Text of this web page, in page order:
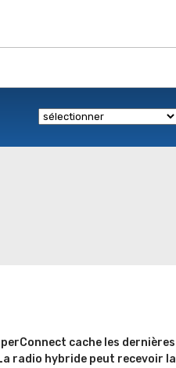
cache les dernières
radio hybride peut recevoir la